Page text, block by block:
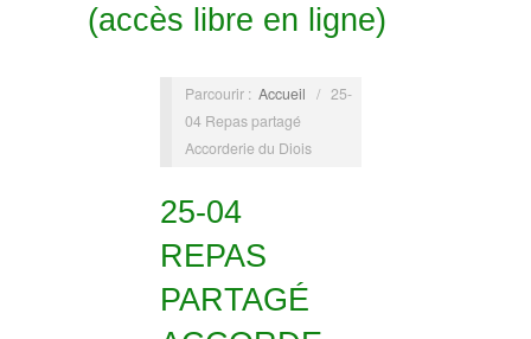
(accès libre en ligne)
Parcourir : Accueil / 25-
04 Repas partagé
Accorderie du Diois
25-04
REPAS
PARTAGÉ